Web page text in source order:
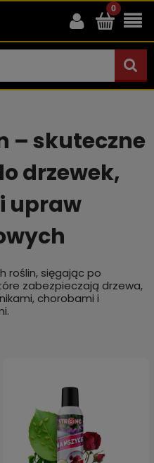
– skuteczne
drzewek,
upraw
roślin, sięgając po
zabezpieczają drzewa,
chorobami i